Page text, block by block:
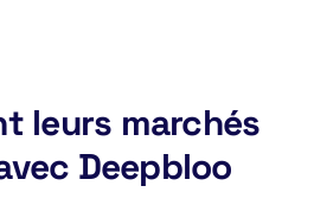
leurs marchés
Deepbloo